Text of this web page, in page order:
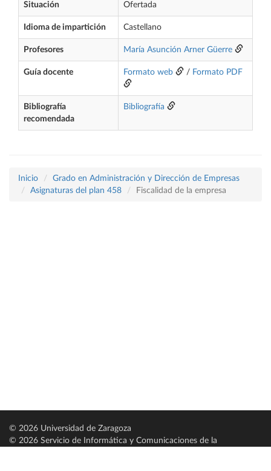
Situación Ofertada
Idioma de impartición Castellano
Profesores María Asunción Arner Güerre
Guía docente Formato web / Formato PDF
Bibliografía
recomendada
Bibliografía
Inicio
Grado en Administración y Dirección de Empresas
Asignaturas del plan 458
Fiscalidad de la empresa
© 2026 Universidad de Zaragoza
© 2026 Servicio de Informática y Comunicaciones de la